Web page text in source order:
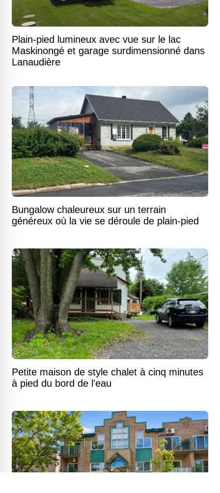
Plain-pied lumineux avec vue sur le lac
Maskinongé et garage surdimensionné dans
Lanaudière
Bungalow chaleureux sur un terrain
généreux où la vie se déroule de plain-pied
Petite maison de style chalet à cinq minutes
à pied du bord de l'eau